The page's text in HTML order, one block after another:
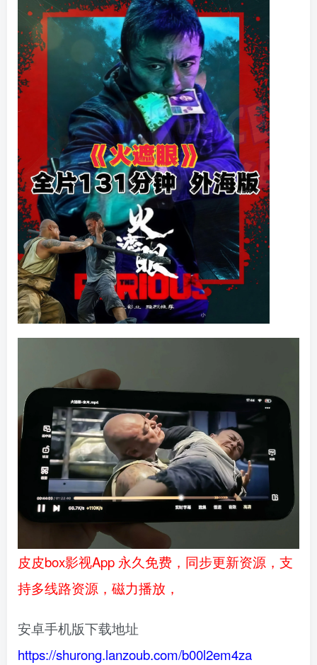
皮皮box影视App 永久免费，同步更新资源，支
持多线路资源，磁力播放，
安卓手机版下载地址
https://shurong.lanzoub.com/b00l2em4za